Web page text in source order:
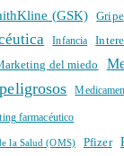
(GSK) Gripe
Infancia
del miedo
farmacéutico
la Salud (OMS) Pfizer